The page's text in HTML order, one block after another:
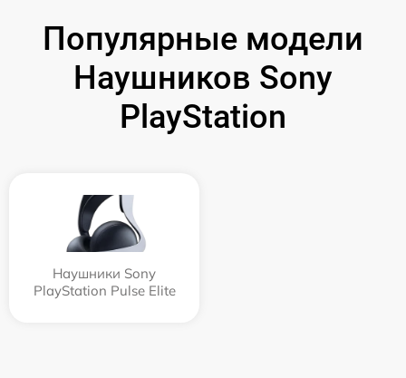
Популярные модели
Наушников Sony
PlayStation
Наушники Sony
PlayStation Pulse Elite